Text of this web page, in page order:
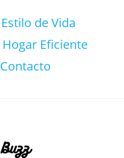
Estilo de Vida
Hogar Eficiente
Contacto